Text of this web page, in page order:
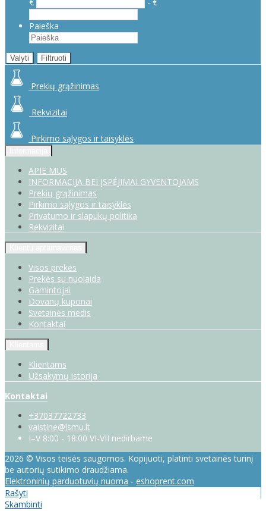
Paieška
Valyti Filtruoti
Prekių grąžinimas
Rekvizitai
Pirkimo sąlygos ir taisyklės
APIE MUS
INFORMACIJA BEI ĮSPĖJIMAI GYVENTOJAMS
Prekių grąžinimas
Pirkimo sąlygos ir taisyklės
Privatumo ir slapukų politika
Rekvizitai
Visos prekės
Prekės su nuolaida
Gamintojai
Dovanų kuponai
Svetainės medis
Kontaktai
Klientams
Užsakymų istorija
Kontaktai
+37037722733
vaistine@lsmu.lt
I–V 8:00 - 18:00 VI-VII nedirbame
2026 © Visos teisės saugomos. Kopijuoti, platinti svetainės turinį
be autorių sutikimo draudžiama.
Elektroninių parduotuvių nuoma - eshoprent.com
Rašyti
Skambinti